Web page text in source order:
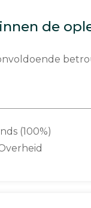
de
(100%)